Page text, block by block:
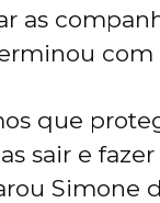
as
com
que
sair e
Simone